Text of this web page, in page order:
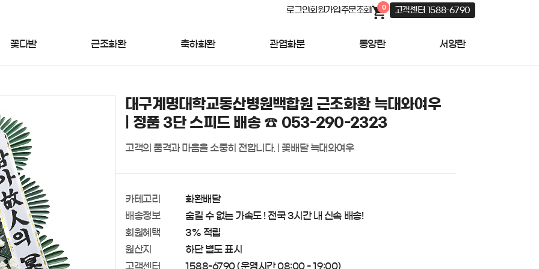
로그인회원가입주문조회 0 고객센터 1588-6790
꽃다발 근조화환 축하화환 관엽화분 동양란 서양란
대구계명대학교동산병원백합원 근조화환 늑대와여우
| 정품 3단 스피드 배송 ☎ 053-290-2323
고객의 품격과 마음을 소중히 전합니다. | 꽃배달 늑대와여우
카테고리
화환배달
배송정보
숨길 수 없는 가속도 ! 전국 3시간 내 신속 배송!
회원혜택
3% 적립
원산지
하단 별도 표시
고객센터
1588-6790 (운영시간 08:00 - 19:00)